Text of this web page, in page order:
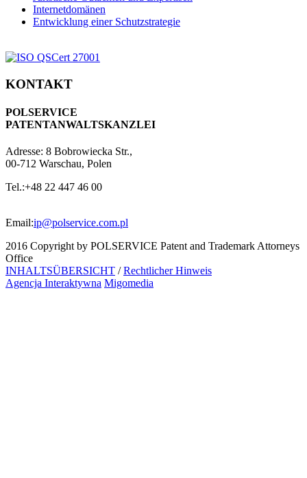
Internetdomänen
Entwicklung einer Schutzstrategie
KONTAKT
POLSERVICE
PATENTANWALTSKANZLEI
Adresse: 8 Bobrowiecka Str.,
00-712 Warschau, Polen
Tel.:+48 22 447 46 00
Email:ip@polservice.com.pl
2016 Copyright by POLSERVICE Patent and Trademark Attorneys
Office
INHALTSÜBERSICHT /Rechtlicher Hinweis
Agencja Interaktywna Migomedia